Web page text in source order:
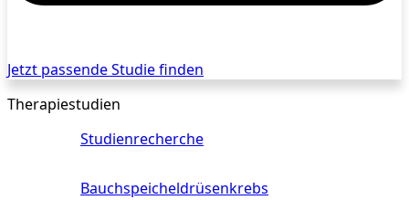
Jetzt passende Studie finden
Therapiestudien
Studienrecherche
Bauchspeicheldrüsenkrebs